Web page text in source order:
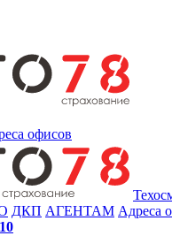
офисов
ДКП АГЕНТАМ Адреса